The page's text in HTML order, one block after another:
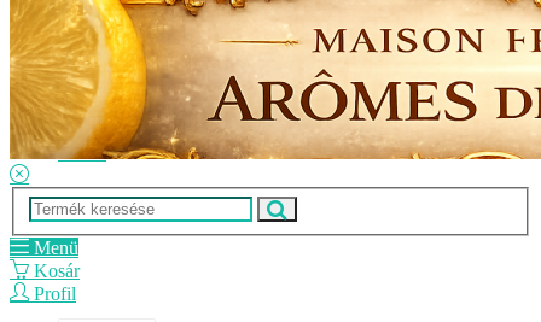
Hírek
SZÁLLÍTÁSI OPCIÓK - Fizetési információk
Elérhetőségek
Adatkezelési tájékoztató
ÁSZF
Menü
Kosár
Profil